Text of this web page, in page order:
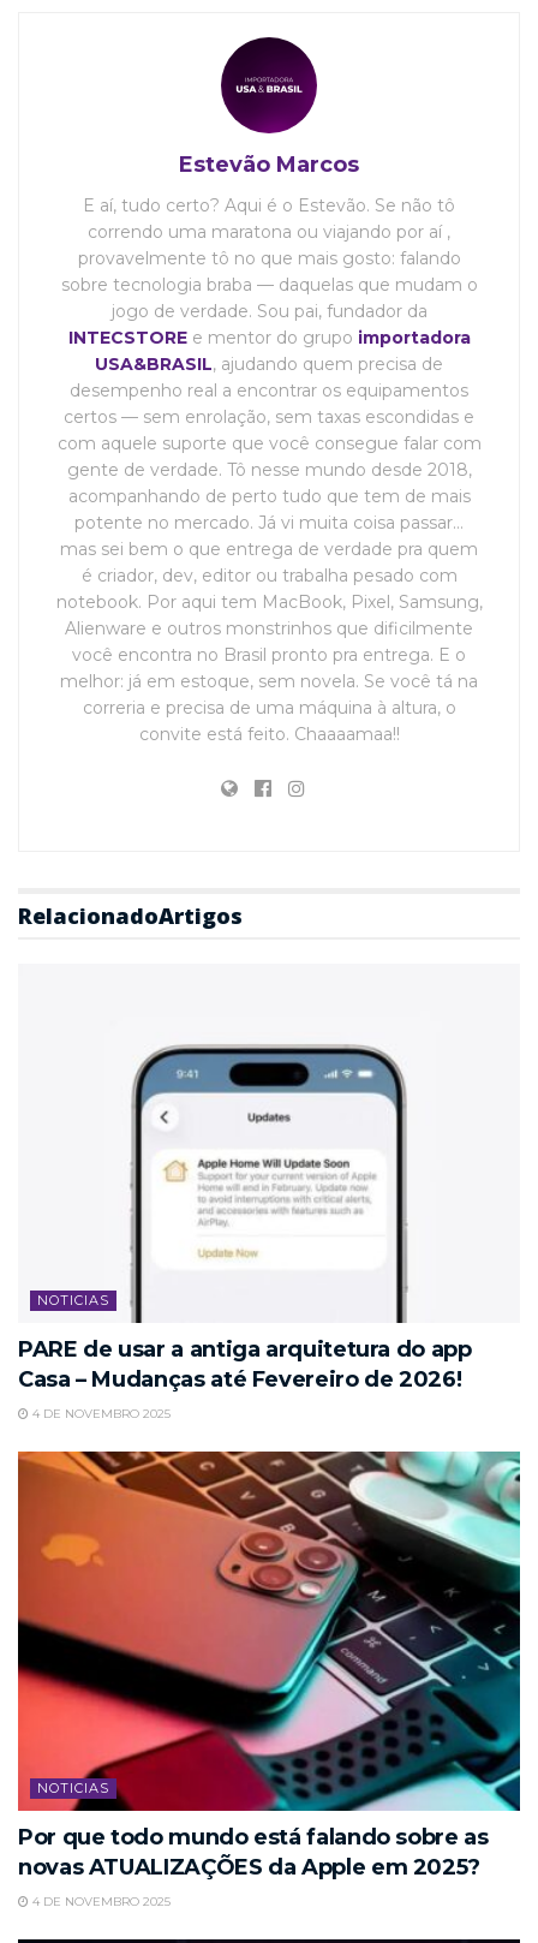
Estevão Marcos
E aí, tudo certo? Aqui é o Estevão. Se não tô
correndo uma maratona ou viajando por aí ,
provavelmente tô no que mais gosto: falando
sobre tecnologia braba — daquelas que mudam o
jogo de verdade. Sou pai, fundador da
INTECSTOREe mentor do grupo importadora
USA&BRASIL, ajudando quem precisa de
desempenho real a encontrar os equipamentos
certos — sem enrolação, sem taxas escondidas e
com aquele suporte que você consegue falar com
gente de verdade. Tô nesse mundo desde 2018,
acompanhando de perto tudo que tem de mais
potente no mercado. Já vi muita coisa passar…
mas sei bem o que entrega de verdade pra quem
é criador, dev, editor ou trabalha pesado com
notebook. Por aqui tem MacBook, Pixel, Samsung,
Alienware e outros monstrinhos que dificilmente
você encontra no Brasil pronto pra entrega. E o
melhor: já em estoque, sem novela. Se você tá na
correria e precisa de uma máquina à altura, o
convite está feito. Chaaaamaa!!
RelacionadoArtigos
NOTICIAS
PARE de usar a antiga arquitetura do app
Casa – Mudanças até Fevereiro de 2026!
4 DE NOVEMBRO 2025
NOTICIAS
Por que todo mundo está falando sobre as
novas ATUALIZAÇÕES da Apple em 2025?
4 DE NOVEMBRO 2025